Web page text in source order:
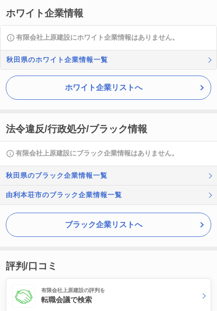
ホワイト企業情報
有限会社上原建設にホワイト企業情報はありません。
秋田県のホワイト企業情報一覧
ホワイト企業リストへ
法令違反/行政処分/ブラック情報
有限会社上原建設にブラック企業情報はありません。
秋田県のブラック企業情報一覧
由利本荘市のブラック企業情報一覧
ブラック企業リストへ
評判/口コミ
有限会社上原建設の評判を
転職会議で検索